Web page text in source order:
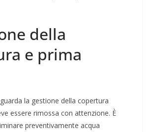
della
e prima
la gestione della copertura
essere rimossa con attenzione. È
preventivamente acqua